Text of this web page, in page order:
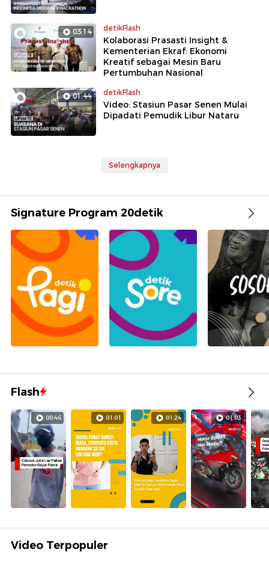
03:14 detikFlash
Kolaborasi Prasasti Insight &
Kementerian Ekraf: Ekonomi
Kreatif sebagai Mesin Baru
Pertumbuhan Nasional
01:44 detikFlash
Video: Stasiun Pasar Senen Mulai
Dipadati Pemudik Libur Nataru
Selengkapnya
Signature Program 20detik
Flash
00:46 01:01 01:24 01:03
Video Terpopuler